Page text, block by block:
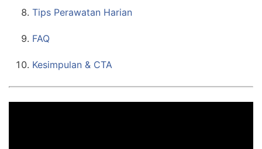
Tips Perawatan Harian
FAQ
Kesimpulan & CTA